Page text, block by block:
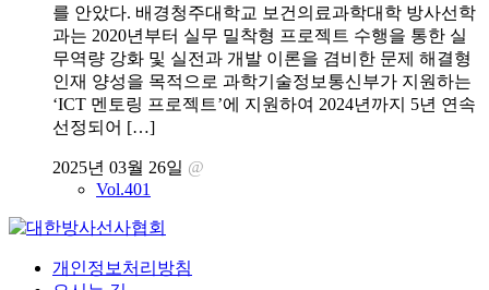
를 안았다. 배경청주대학교 보건의료과학대학 방사선학
과는 2020년부터 실무 밀착형 프로젝트 수행을 통한 실
무역량 강화 및 실전과 개발 이론을 겸비한 문제 해결형
인재 양성을 목적으로 과학기술정보통신부가 지원하는
‘ICT 멘토링 프로젝트’에 지원하여 2024년까지 5년 연속
선정되어 […]
2025년 03월 26일 @
Vol.401
개인정보처리방침